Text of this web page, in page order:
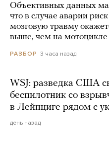
Объективных данных
что в случае аварии
мозговую травму
выше, чем на мотоцикле
РАЗБОР 3 часа назад
WSJ: разведка США
беспилотник со
в Лейпциге рядом с
день назад